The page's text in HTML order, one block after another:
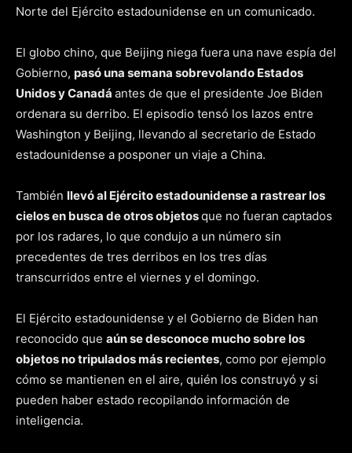
Norte del Ejército estadounidense en un comunicado.
El globo chino, que Beijing niega fuera una nave espía del
Gobierno, pasó una semana sobrevolando Estados
Unidos y Canadá antes de que el presidente Joe Biden
ordenara su derribo. El episodio tensó los lazos entre
Washington y Beijing, llevando al secretario de Estado
estadounidense a posponer un viaje a China.
También llevó al Ejército estadounidense a rastrear los
cielos en busca de otros objetosque no fueran captados
por los radares, lo que condujo a un número sin
precedentes de tres derribos en los tres días
transcurridos entre el viernes y el domingo.
El Ejército estadounidense y el Gobierno de Biden han
reconocido que aún se desconoce mucho sobre los
objetos no tripulados más recientes, como por ejemplo
cómo se mantienen en el aire, quién los construyó y si
pueden haber estado recopilando información de
inteligencia.